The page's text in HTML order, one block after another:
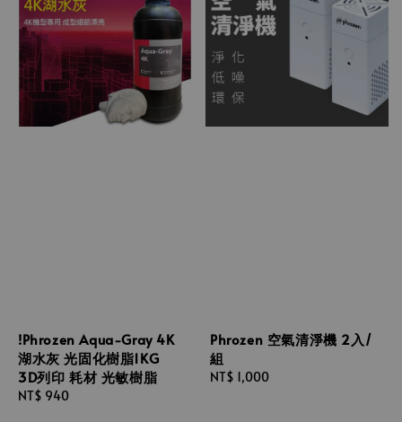
!Phrozen Aqua-Gray 4K
湖水灰 光固化樹脂1KG
3D列印 耗材 光敏樹脂
Regular
NT$ 940
Phrozen 空氣清淨機 2入/
組
Regular
NT$ 1,000